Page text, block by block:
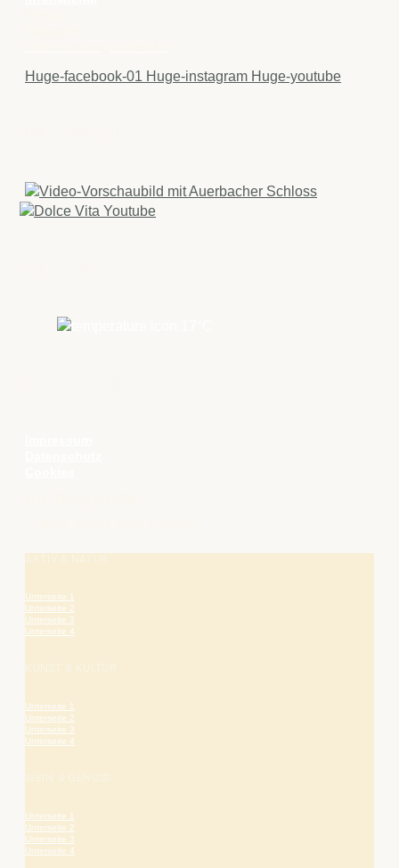
Huge-facebook-01 Huge-instagram Huge-youtube
AKTIV & NATUR
Unterseite 1
Unterseite 2
Unterseite 3
Unterseite 4
Unterseite 1
Unterseite 2
Unterseite 3
Unterseite 4
Unterseite 1
Unterseite 2
Unterseite 3
Unterseite 4